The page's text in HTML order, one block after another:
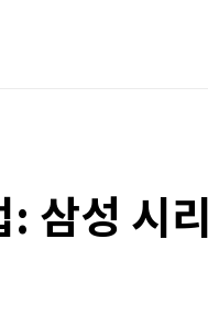
삼성 시리